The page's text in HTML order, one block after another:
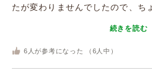
たが変わりませんでしたので、ち
続きを読む
6 人が参考になった （ 6 人中）